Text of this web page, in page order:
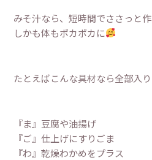
みそ汁なら、短時間でささっと
しかも体もポカポカに
たとえばこんな具材なら全部入り
『ま』豆腐や油揚げ
『ご』仕上げにすりごま
『わ』乾燥わかめをプラス